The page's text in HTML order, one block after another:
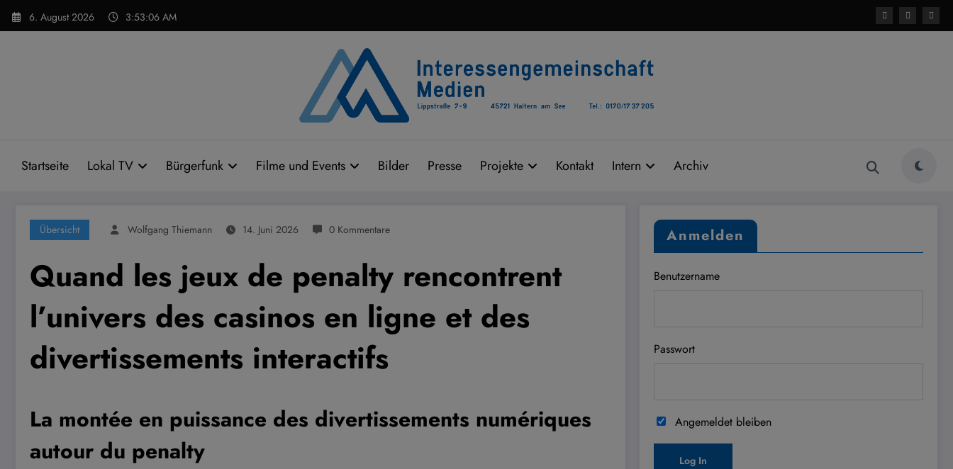
Zum
Inhalt
6. August 2026 3:53:07 AM
Startseite Lokal TV Bürgerfunk Filme und Events Bilder Presse Projekte Kontakt Intern Archiv
Übersicht Wolfgang Thiemann 14. Juni 2026 0 Kommentare
Quand les jeux de penalty rencontrent
l’univers des casinos en ligne et des
divertissements interactifs
La montée en puissance des divertissements numériques
autour du penalty
Anmelden
Benutzername
Passwort
Angemeldet bleiben